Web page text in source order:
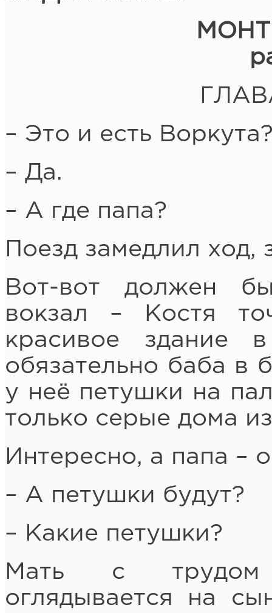
– Это и есть
– Да.
– А где папа?
Поезд замедлил ход,
Вот-вот должен
вокзал – Костя
красивое здание
обязательно баба в
у неё петушки на
только серые дома
Интересно, а папа –
– А петушки будут?
– Какие петушки?
Мать с трудом
оглядывается на